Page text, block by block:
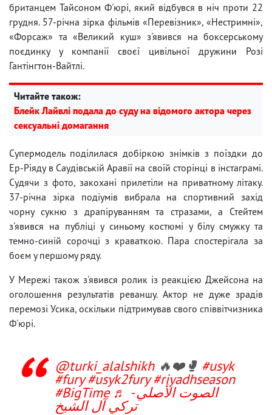
британцем Тайсоном Ф'юрі, який відбувся в ніч проти 22
грудня. 57-річна зірка фільмів «Перевізник», «Нестримні»,
«Форсаж» та «Великий куш» з'явився на боксерському
поєдинку у компанії своєї цивільної дружини Розі
Гантінгтон-Вайтлі.
Читайте також:
Блейк Лайвлі подала до суду на відомого актора через
сексуальні домагання
Супермодель поділилася добіркою знімків з поїздки до
Ер-Ріяду в Саудівській Аравії на своїй сторінці в інстаграмі.
Судячи з фото, закохані прилетіли на приватному літаку.
37-річна зірка подіумів вибрала на спортивний захід
чорну сукню з драпіруванням та стразами, а Стейтем
з'явився на публіці у синьому костюмі у білу смужку та
темно-синій сорочці з краваткою. Пара спостерігала за
боєм у першому ряду.
У Мережі також з'явився ролик із реакцією Джейсона на
оголошення результатів реваншу. Актор не дуже зрадів
перемозі Усика, оскільки підтримував свого співвітчизника
Ф'юрі.
@turki_alalshikh🔥❤️🥊 #usyk
#fury #usyk2fury #riyadhseason
#BigTime ♬ الصوت الأصلي -
تركي آل الشيخ